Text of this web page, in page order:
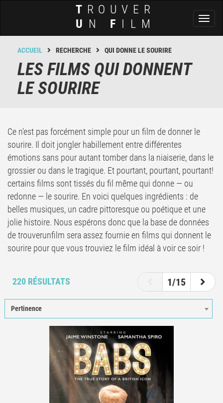
T ROUVER
U N F ILM
ACCUEIL RECHERCHE QUI DONNE LE SOURIRE
LES FILMS QUI DONNENT
LE SOURIRE
Ce n'est pas forcément simple pour un film de donner le
sourire. Il doit jongler habillement entre différentes
émotions sans pour autant tomber dans la niaiserie, dans le
grossier ou dans le tragique. Et pourtant, pourtant, pourtant!
certains films sont tissés du fil même qui donne — ou
redonne — le sourire. En voici quelques ingrédients : de
belles musiques, un cadre pittoresque ou poétique et une
jolie histoire. Nous espérons donc que la base de données
de trouverunfilm sera assez fournie en films qui donnent le
sourire pour que vous trouviez le film idéal à voir ce soir !
220 RÉSULTATS
1/15
Pertinence